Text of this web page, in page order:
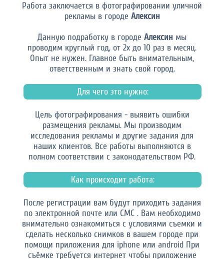
Работа заключается в фотографировании уличной
рекламы в городе Алексин
Данную подработку в городе Алексин мы
проводим круглый год, от 2х до 10 раз в месяц.
Опыт не нужен. Главное быть внимательным,
ответственным и знать свой город.
Для чего это нужно:
Цель фотографирования - выявить ошибки
размещения рекламы. Мы производим
исследования рекламы и другие задания для
наших клиентов. Все работы выполняются в
полном соответствии с законодательством РФ.
Как происходит работа:
После регистрации вам будут приходить задания
по электронной почте или СМС . Вам необходимо
внимательно ознакомиться с условиями съемки и
сделать несколько снимков в вашем городе при
помощи приложения для iphone или android При
съёмке требуется интернет чтобы приложение